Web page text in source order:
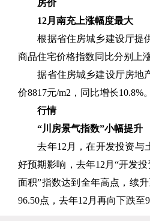
房价
12月南充上涨幅度最大
根据省住房城乡建设厅提供
商品住宅价格指数同比分别上
据省住房城乡建设厅房地产
价8817元/m2，同比增长10.8%。
行情
“川房景气指数”小幅提升
去年12月，在开发投资与土
好预期影响，去年12月“开发
面积”指数达到全年高点，续
96.50点，去年12月再向下跌至